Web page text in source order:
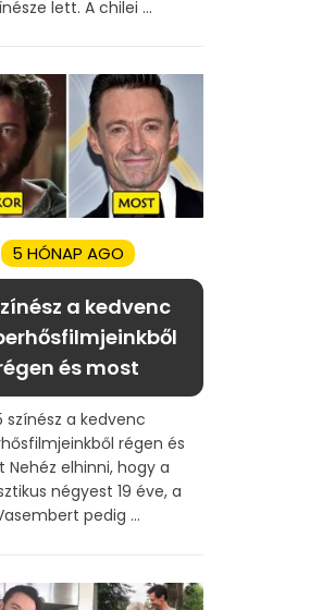
lett. A chilei ...
5 HÓNAP AGO
a kedvenc
és most
színész a kedvenc
régen és
Nehéz elhinni, hogy a
négyest 19 éve, a
pedig ...